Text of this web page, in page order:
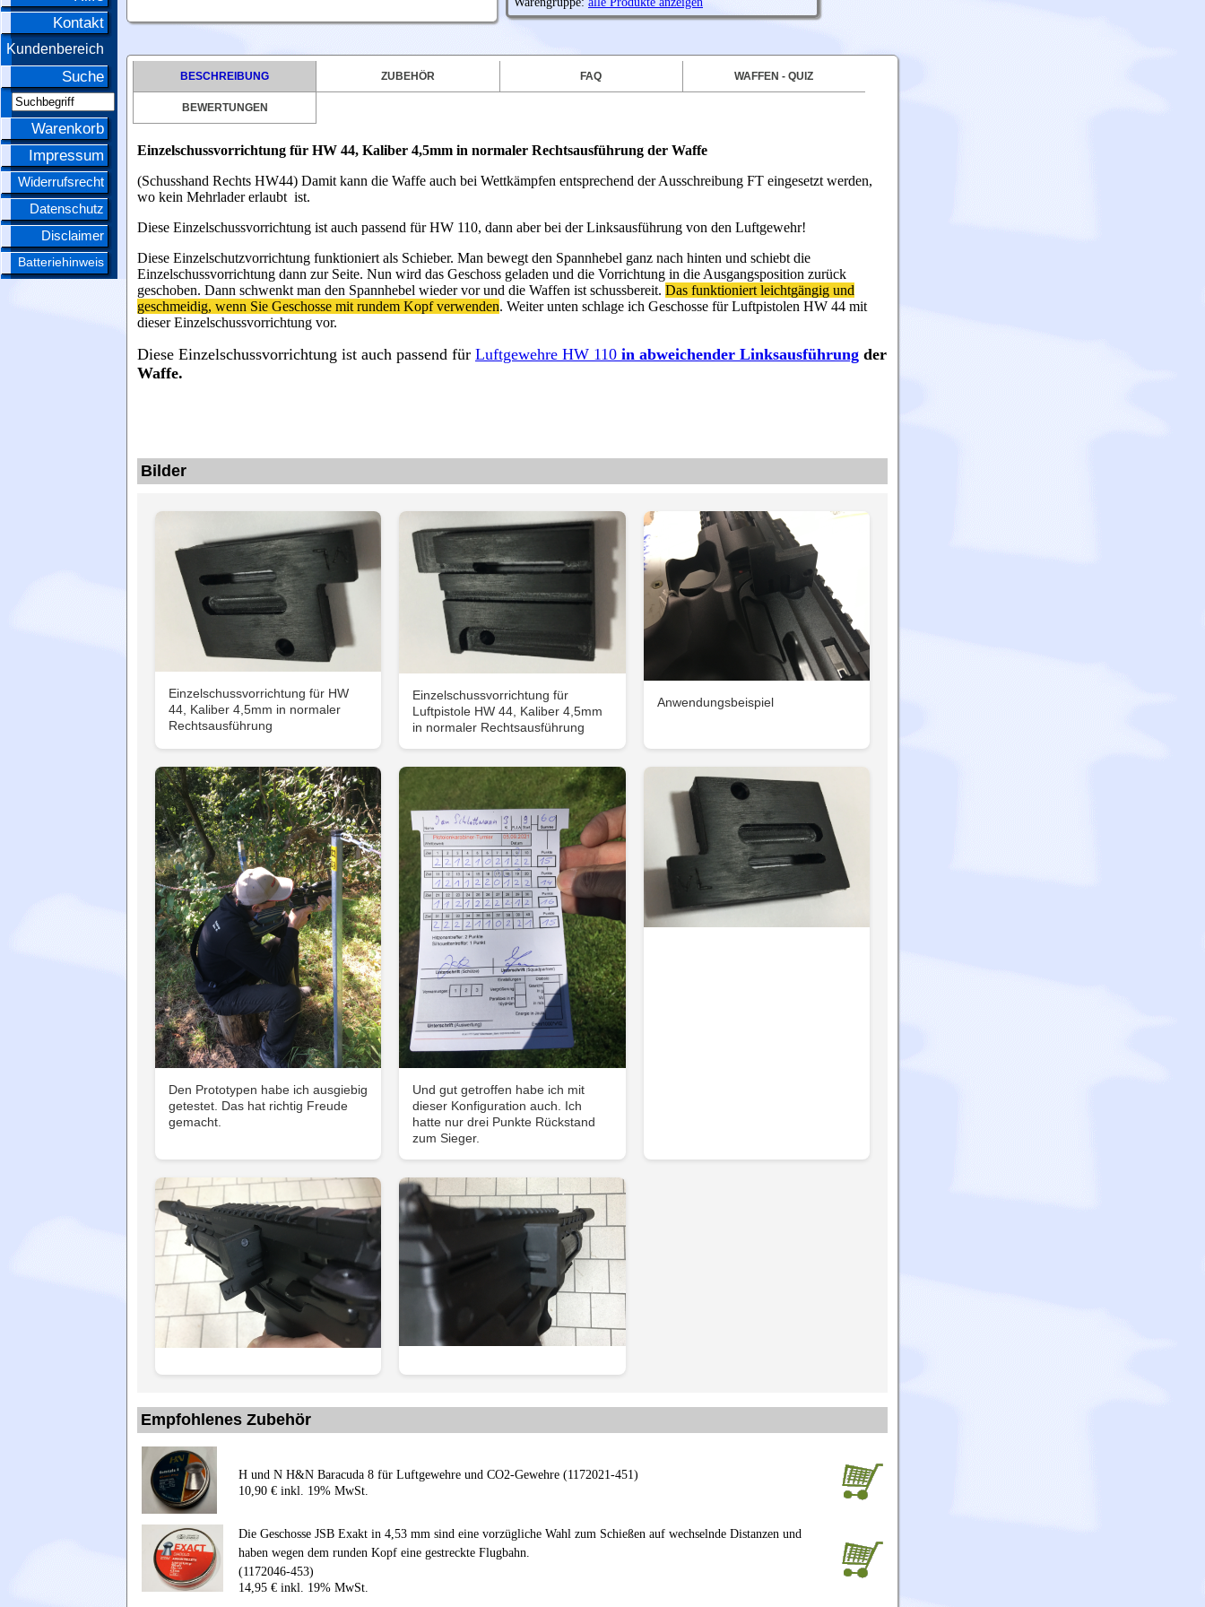
Kontakt
Kundenbereich
Suche
Warenkorb
Impressum
Widerrufsrecht
Datenschutz
Disclaimer
Batteriehinweis
BESCHREIBUNG ZUBEHÖR FAQ WAFFEN - QUIZ
BEWERTUNGEN
Einzelschussvorrichtung für HW 44, Kaliber 4,5mm in normaler Rechtsausführung der Waffe
(Schusshand Rechts HW44) Damit kann die Waffe auch bei Wettkämpfen entsprechend der Ausschreibung FT eingesetzt werden,
wo kein Mehrlader erlaubt ist.
Diese Einzelschussvorrichtung ist auch passend für HW 110, dann aber bei der Linksausführung von den Luftgewehr!
Diese Einzelschutzvorrichtung funktioniert als Schieber. Man bewegt den Spannhebel ganz nach hinten und schiebt die
Einzelschussvorrichtung dann zur Seite. Nun wird das Geschoss geladen und die Vorrichtung in die Ausgangsposition zurück
geschoben. Dann schwenkt man den Spannhebel wieder vor und die Waffen ist schussbereit. Das funktioniert leichtgängig und
geschmeidig, wenn Sie Geschosse mit rundem Kopf verwenden. Weiter unten schlage ich Geschosse für Luftpistolen HW 44 mit
dieserEinzelschussvorrichtung vor.
Diese Einzelschussvorrichtung ist auch passend für Luftgewehre HW 110 in abweichender Linksausführung der
Waffe.
Bilder
Einzelschussvorrichtung für HW
44, Kaliber 4,5mm in normaler
Rechtsausführung
Einzelschussvorrichtung für
Luftpistole HW 44, Kaliber 4,5mm
in normaler Rechtsausführung
Anwendungsbeispiel
Den Prototypen habe ich ausgiebig
getestet. Das hat richtig Freude
gemacht.
Und gut getroffen habe ich mit
dieser Konfiguration auch. Ich
hatte nur drei Punkte Rückstand
zum Sieger.
Empfohlenes Zubehör
H und N H&N Baracuda 8 für Luftgewehre und CO2-Gewehre (1172021-451)
10,90 € inkl. 19% MwSt.
Die Geschosse JSB Exakt in 4,53 mm sind eine vorzügliche Wahl zum Schießen auf wechselnde Distanzen und
haben wegen dem runden Kopf eine gestreckte Flugbahn.
(1172046-453)
14,95 € inkl. 19% MwSt.